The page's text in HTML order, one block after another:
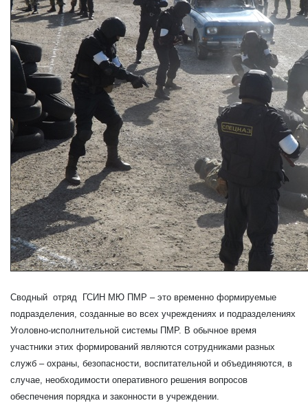
Сводный отряд ГСИН МЮ ПМР – это временно формируемые
подразделения, созданные во всех учреждениях и подразделениях
Уголовно-исполнительной системы ПМР. В обычное время
участники этих формирований являются сотрудниками разных
служб – охраны, безопасности, воспитательной и объединяются, в
случае, необходимости оперативного решения вопросов
обеспечения порядка и законности в учреждении.